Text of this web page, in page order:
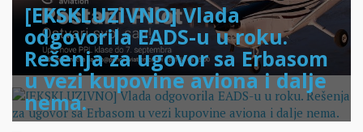
[EKSKLUZIVNO] Vlada
odgovorila EADS-u u roku.
Rešenja za ugovor sa Erbasom
u vezi kupovine aviona i dalje
nema.